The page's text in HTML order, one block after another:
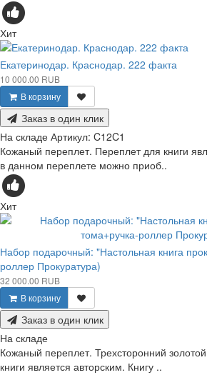
Хит
Екатеринодар. Краснодар. 222 факта
10 000.00 RUB
В корзину
Заказ в один клик
На складе Артикул: C12C1
Кожаный переплет. Переплет для книги
в данном переплете можно приоб..
Хит
Набор подарочный: "Настольная книга
роллер Прокуратура)
32 000.00 RUB
В корзину
Заказ в один клик
На складе
Кожаный переплет. Трехсторонний
книги является авторским. Книгу ..